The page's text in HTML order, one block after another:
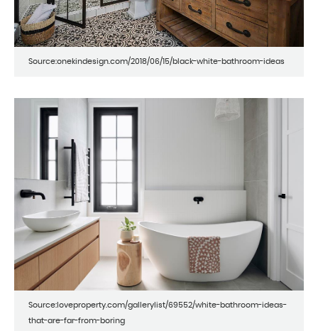
Source:onekindesign.com/2018/06/15/black-white-bathroom-ideas
Source:loveproperty.com/gallerylist/69552/white-bathroom-ideas-
that-are-far-from-boring